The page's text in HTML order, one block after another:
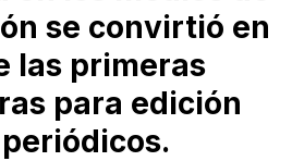
se convirtió en
las primeras
para edición